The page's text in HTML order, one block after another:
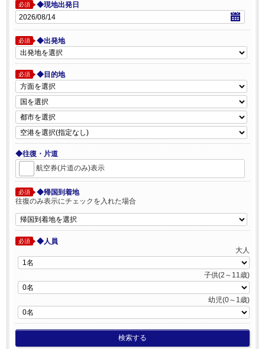
必須 ◆現地出発日
必須 ◆出発地
必須 ◆目的地
◆往復・片道
航空券(片道のみ)表示
必須
◆帰国到着地
往復のみ表示にチェックを入れた場合
必須
◆人員
大人
子供(2～11歳)
幼児(0～1歳)
検索する